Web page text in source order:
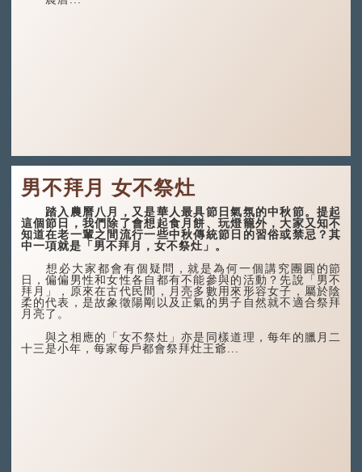
男不拜月 女不祭灶
踏入農曆八月，又是華人最具節日氣氛的中秋節。提起
這個節日，我們除了會想起食月餅、玩燈籠外，大家又知不
知道在老一輩之間流行一些中秋傳統節日的習俗或禁忌？其
中一項就是「男不拜月，女不祭灶」。
想必大家都會有個疑問，就是為何一個講究團圓的節
日，偏偏男性和女性各自都有不能參與的活動？先說「男不
拜月」，原來在古代民間，月亮多數用來形容女子，屬於陰
柔的代表，是故象徵陽剛以及正氣的男子自然就不適合祭拜
月亮了。
與之相應的「女不祭灶」亦是同樣道理，每年的臘月二
十三是小年，每家每戶都會祭拜灶王爺...